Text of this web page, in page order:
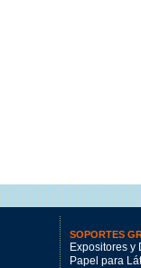
SOPORTES
Expositores y
Papel para